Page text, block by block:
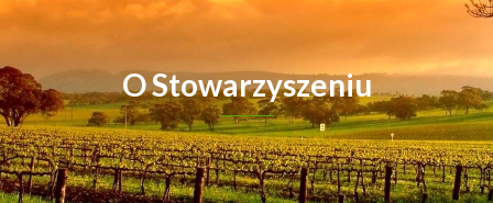
O Stowarzyszeniu